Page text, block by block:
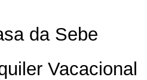
da Sebe
Vacacional